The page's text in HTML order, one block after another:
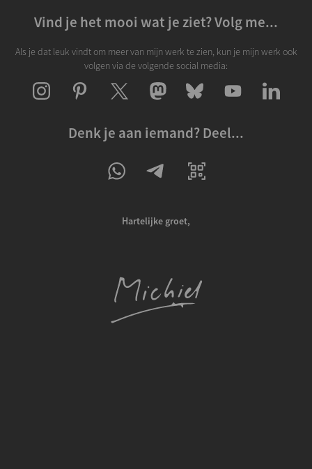
Vind je het mooi wat je ziet? Volg me...
Als je dat leuk vindt om meer van mijn werk te zien, kun je mijn werk ook
volgen via de volgende social media:
Denk je aan iemand? Deel...
Hartelijke groet,